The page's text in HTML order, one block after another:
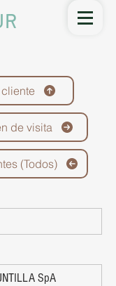
de visita
(Todos)